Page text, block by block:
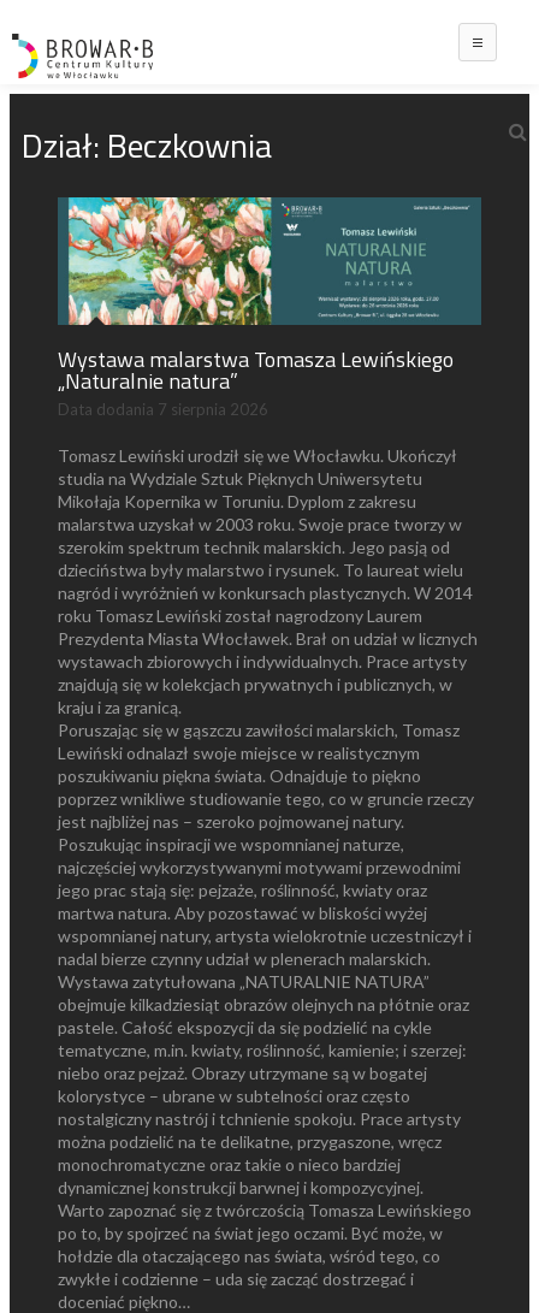
Dział: Beczkownia
Wystawa malarstwa Tomasza Lewińskiego
„Naturalnie natura”
Data dodania 7 sierpnia 2026
Tomasz Lewiński urodził się we Włocławku. Ukończył
studia na Wydziale Sztuk Pięknych Uniwersytetu
Mikołaja Kopernika w Toruniu. Dyplom z zakresu
malarstwa uzyskał w 2003 roku. Swoje prace tworzy w
szerokim spektrum technik malarskich. Jego pasją od
dzieciństwa były malarstwo i rysunek. To laureat wielu
nagród i wyróżnień w konkursach plastycznych. W 2014
roku Tomasz Lewiński został nagrodzony Laurem
Prezydenta Miasta Włocławek. Brał on udział w licznych
wystawach zbiorowych i indywidualnych. Prace artysty
znajdują się w kolekcjach prywatnych i publicznych, w
kraju i za granicą.
Poruszając się w gąszczu zawiłości malarskich, Tomasz
Lewiński odnalazł swoje miejsce w realistycznym
poszukiwaniu piękna świata. Odnajduje to piękno
poprzez wnikliwe studiowanie tego, co w gruncie rzeczy
jest najbliżej nas – szeroko pojmowanej natury.
Poszukując inspiracji we wspomnianej naturze,
najczęściej wykorzystywanymi motywami przewodnimi
jego prac stają się: pejzaże, roślinność, kwiaty oraz
martwa natura. Aby pozostawać w bliskości wyżej
wspomnianej natury, artysta wielokrotnie uczestniczył i
nadal bierze czynny udział w plenerach malarskich.
Wystawa zatytułowana „NATURALNIE NATURA”
obejmuje kilkadziesiąt obrazów olejnych na płótnie oraz
pastele. Całość ekspozycji da się podzielić na cykle
tematyczne, m.in. kwiaty, roślinność, kamienie; i szerzej:
niebo oraz pejzaż. Obrazy utrzymane są w bogatej
kolorystyce – ubrane w subtelności oraz często
nostalgiczny nastrój i tchnienie spokoju. Prace artysty
można podzielić na te delikatne, przygaszone, wręcz
monochromatyczne oraz takie o nieco bardziej
dynamicznej konstrukcji barwnej i kompozycyjnej.
Warto zapoznać się z twórczością Tomasza Lewińskiego
po to, by spojrzeć na świat jego oczami. Być może, w
hołdzie dla otaczającego nas świata, wśród tego, co
zwykłe i codzienne – uda się zacząć dostrzegać i
doceniać piękno…